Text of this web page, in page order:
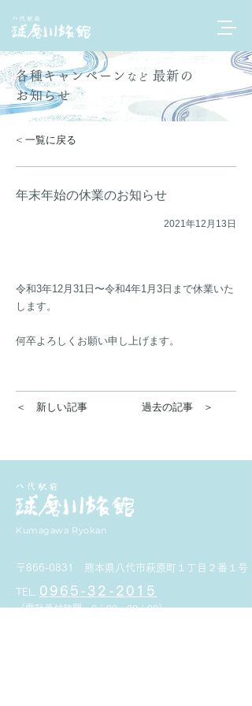
各種キャンペーン など 最新の
お知らせ
< 一覧に戻る
年末年始の休業のお知らせ
2021年12月13日
令和3年12月31日〜令和4年1月3日まで休業いた
します。
何卒よろしくお願い申し上げます。
＜ 新しい記事 過去の記事 ＞
Kumagawa Ryokan
〒866-0831 熊本県八代市萩原町１丁目２番１号
TEL. 0965-32-2015
（電話受付時間 8：00～22：00）